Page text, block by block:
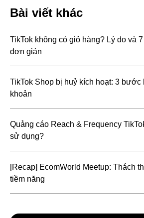
Bài viết khác
TikTok không có giỏ hàng? Lý do và
đơn giản
TikTok Shop bị huỷ kích hoạt: 3 bước
khoản
Quảng cáo Reach & Frequency
sử dụng?
[Recap] EcomWorld Meetup: Thách
tiềm năng